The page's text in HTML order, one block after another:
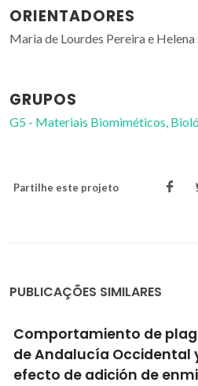
ORIENTADORES
Maria de Lourdes Pereira e Helena
GRUPOS
G5 - Materiais Biomiméticos,
Partilhe este projeto
PUBLICAÇÕES SIMILARES
Comportamiento de
de Andalucía Occidental
efecto de adición de